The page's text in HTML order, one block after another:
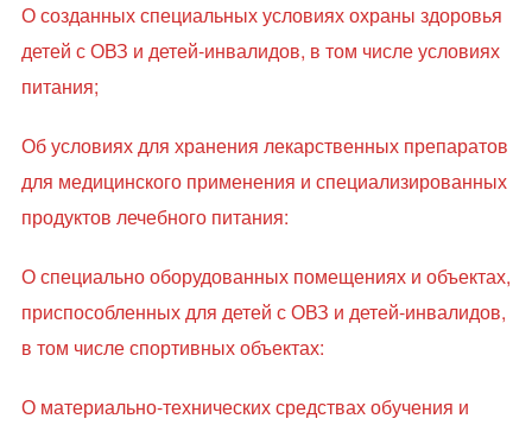
О созданных специальных условиях охраны здоровья
детей с ОВЗ и детей-инвалидов, в том числе условиях
питания;
Об условиях для хранения лекарственных препаратов
для медицинского применения и специализированных
продуктов лечебного питания:
О специально оборудованных помещениях и объектах,
приспособленных для детей с ОВЗ и детей-инвалидов,
в том числе спортивных объектах:
О материально-технических средствах обучения и